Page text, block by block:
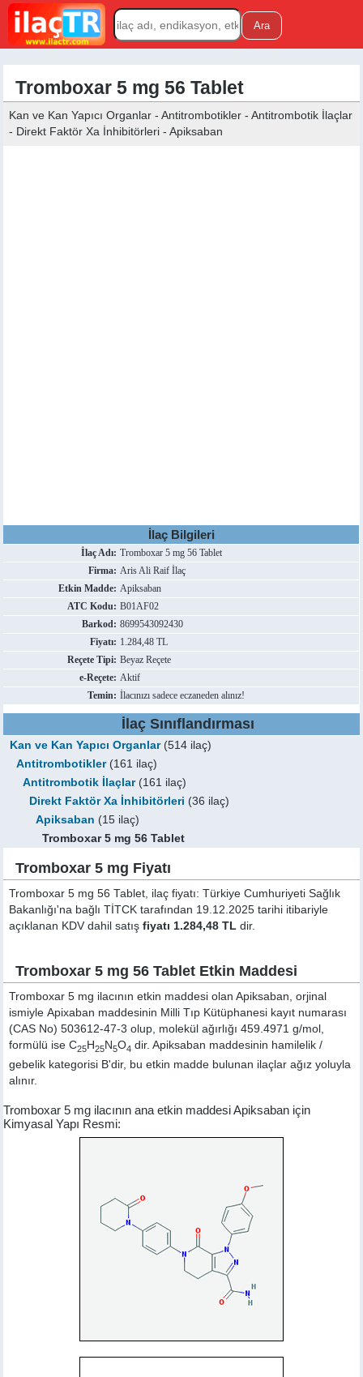
Tromboxar 5 mg 56 Tablet
Kan ve Kan Yapıcı Organlar - Antitrombotikler - Antitrombotik İlaçlar
- Direkt Faktör Xa İnhibitörleri - Apiksaban
İlaç Bilgileri
İlaç Adı: Tromboxar 5 mg 56 Tablet
Firma: Aris Ali Raif İlaç
Etkin Madde: Apiksaban
ATC Kodu: B01AF02
Barkod: 8699543092430
Fiyatı: 1.284,48 TL
Reçete Tipi: Beyaz Reçete
e-Reçete: Aktif
Temin: İlacınızı sadece eczaneden alınız!
İlaç Sınıflandırması
Kan ve Kan Yapıcı Organlar(514 ilaç)
Antitrombotikler(161 ilaç)
Antitrombotik İlaçlar(161 ilaç)
Direkt Faktör Xa İnhibitörleri (36 ilaç)
Apiksaban (15 ilaç)
Tromboxar 5 mg 56 Tablet
Tromboxar 5 mg Fiyatı
Tromboxar 5 mg 56 Tablet, ilaç fiyatı: Türkiye Cumhuriyeti Sağlık
Bakanlığı'na bağlı TİTCK tarafından 19.12.2025 tarihi itibariyle
açıklanan KDV dahil satışfiyatı 1.284,48 TL dir.
Tromboxar 5 mg 56 Tablet Etkin Maddesi
Tromboxar 5 mg ilacının etkin maddesi olan Apiksaban, orjinal
ismiyleApixaban maddesinin Milli Tıp Kütüphanesi kayıt numarası
(CAS No) 503612-47-3 olup, molekül ağırlığı 459.4971 g/mol,
formülü ise C25H25N5O4 dir. Apiksaban maddesinin hamilelik /
gebelik kategorisi B'dir, bu etkin madde bulunan ilaçlar ağız yoluyla
alınır.
Tromboxar 5 mg ilacının ana etkin maddesi Apiksaban için
Kimyasal Yapı Resmi: